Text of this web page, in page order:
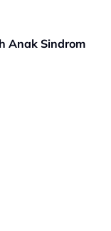
Anak Sindrom